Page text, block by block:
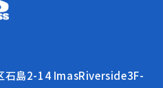
島2-14 ImasRiverside3F-